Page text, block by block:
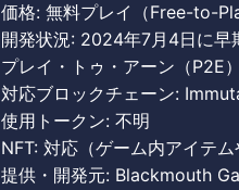
価格: 無料プレイ（Free-to-
開発状況: 2024年7月4日に早
プレイ・トゥ・アーン（P2E
対応ブロックチェーン:
使用トークン: 不明
NFT: 対応（ゲーム内アイテム
提供・開発元: Blackmouth